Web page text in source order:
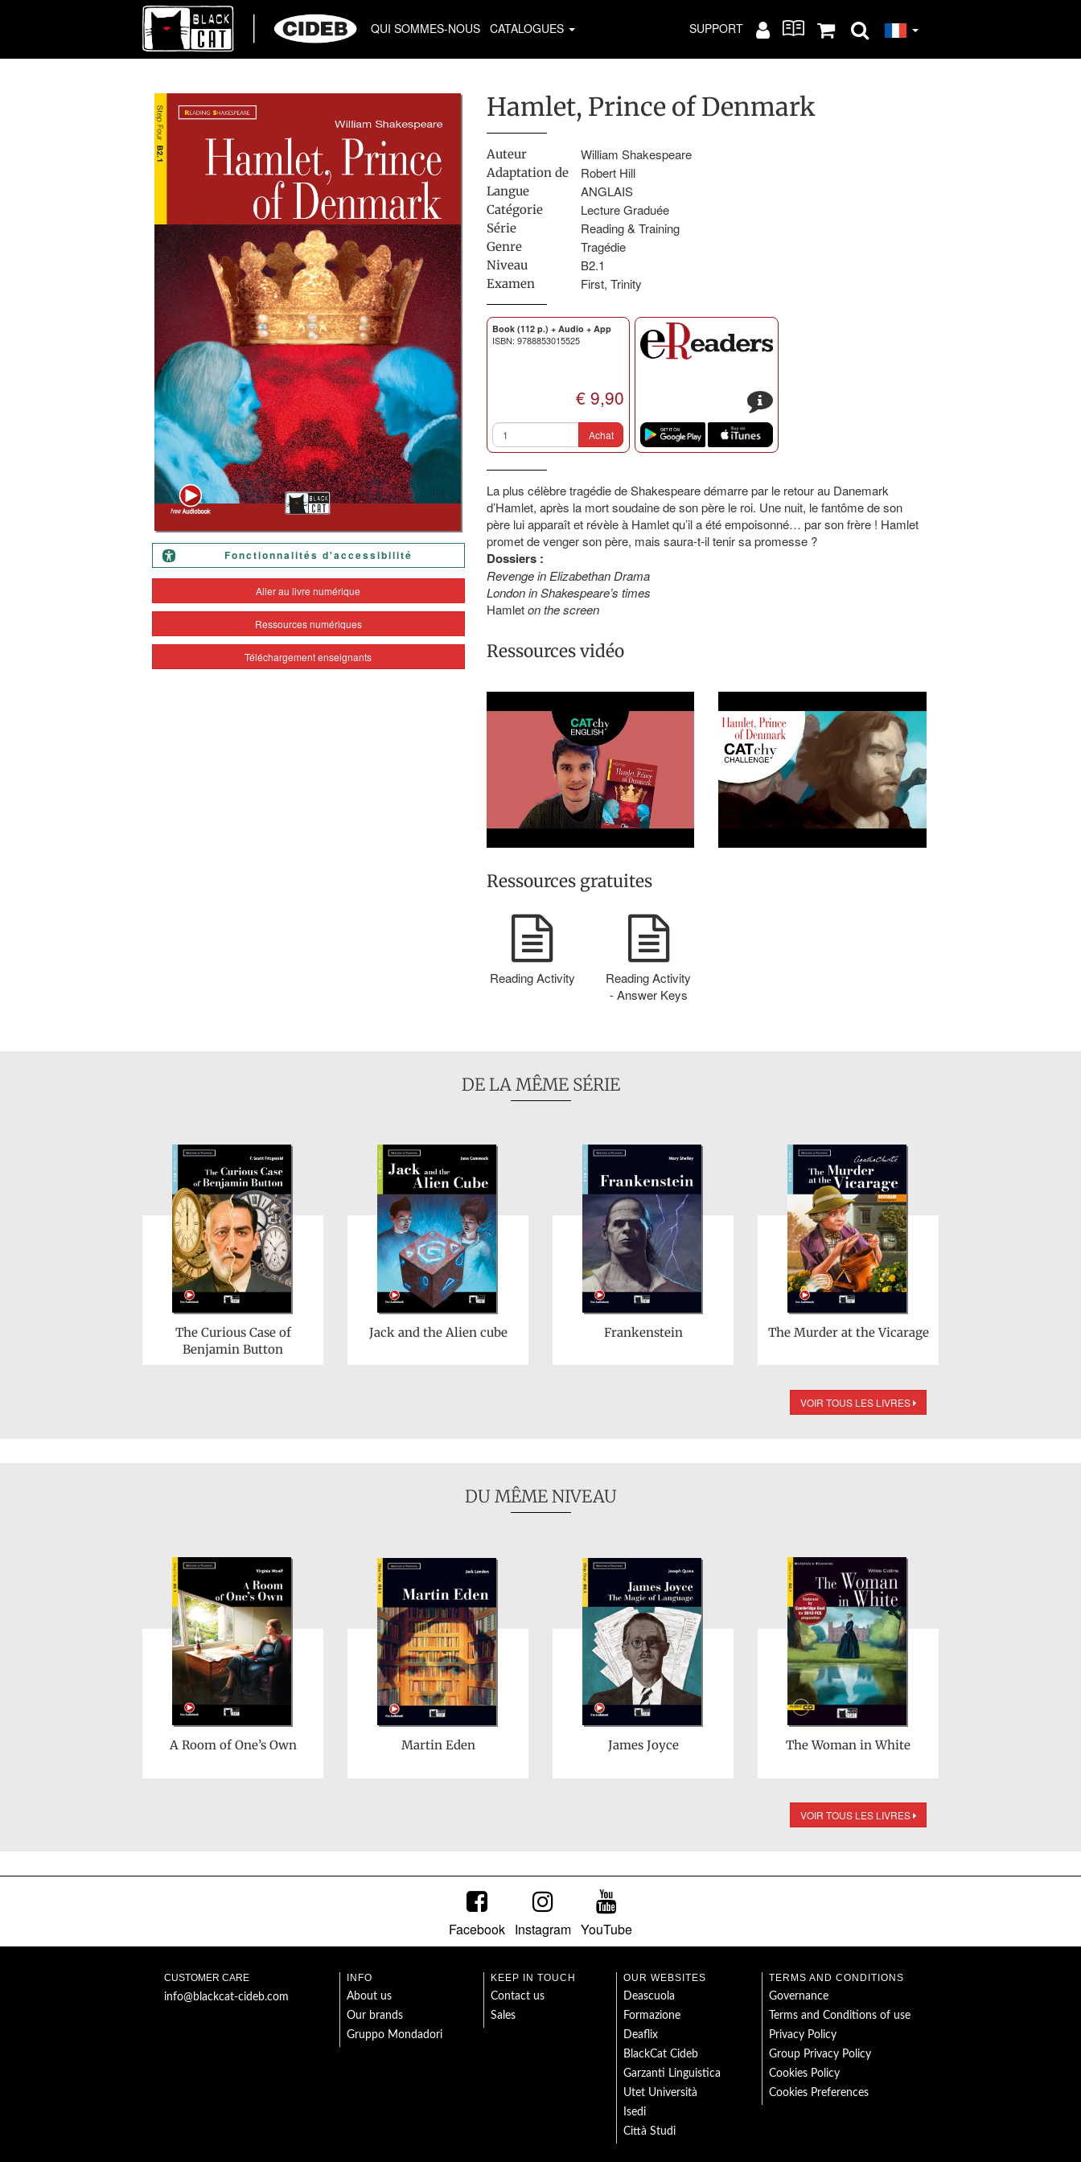
QUI SOMMES-NOUS CATALOGUES SUPPORT
Fonctionnalités d'accessibilité
Aller au livre numérique
Ressources numériques
Téléchargement enseignants
Hamlet, Prince of Denmark
Auteur William Shakespeare
Adaptation de Robert Hill
Langue ANGLAIS
Catégorie Lecture Graduée
Série Reading & Training
Genre Tragédie
Niveau B2.1
Examen First, Trinity
Book (112 p.) + Audio + App
ISBN: 9788853015525
€ 9,90
Achat
s
La plus célèbre tragédie de Shakespeare démarre par le retour au Danemark
d’Hamlet, après la mort soudaine de son père le roi. Une nuit, le fantôme de son
père lui apparaît et révèle à Hamlet qu’il a été empoisonné… par son frère ! Hamlet
promet de venger son père, mais saura-t-il tenir sa promesse ?
Dossiers :
Revenge in Elizabethan Drama
London in Shakespeare’s times
Hamleton the screen
Ressources vidéo
Ressources gratuites
Reading Activity
Reading Activity
- Answer Keys
DE LA MÊME SÉRIE
The Curious Case of
Benjamin Button
Jack and the Alien cube Frankenstein The Murder at the Vicarage
VOIR TOUS LES LIVRES
DU MÊME NIVEAU
A Room of One’s Own Martin Eden James Joyce The Woman in White
VOIR TOUS LES LIVRES
Facebook Instagram YouTube